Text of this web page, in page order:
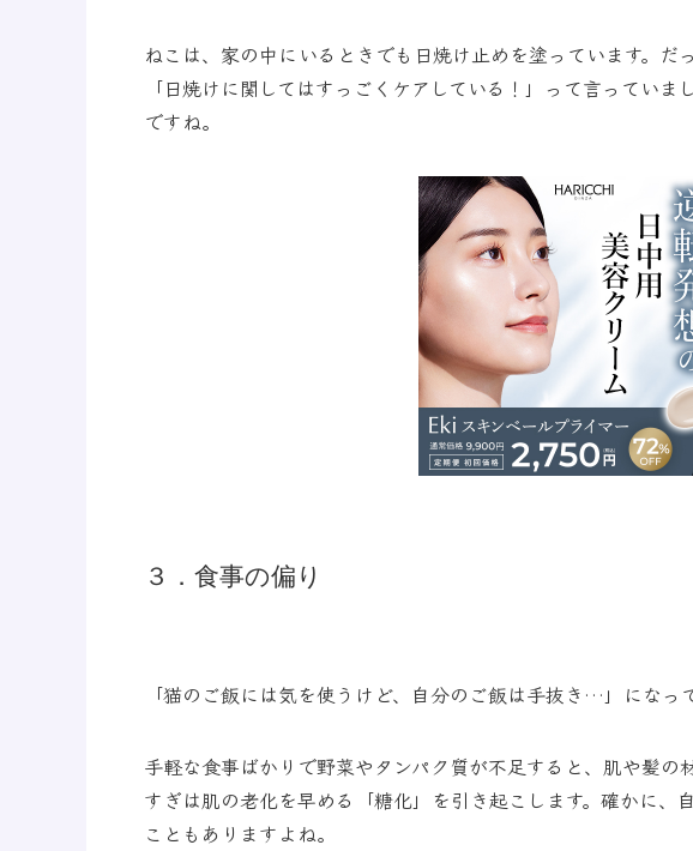
ねこは、家の中にいるときでも日焼け止めを塗っています。だ
「日焼けに関してはすっごくケアしている！」って言ってい
ですね。
３．食事の偏り
「猫のご飯には気を使うけど、自分のご飯は手抜き…」になっ
手軽な食事ばかりで野菜やタンパク質が不足すると、肌や髪の
すぎは肌の老化を早める「糖化」を引き起こします。確かに、
こともありますよね。